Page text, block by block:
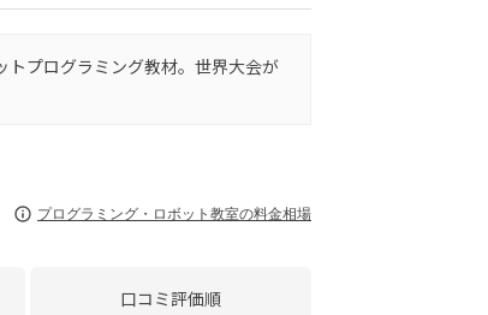
トプログラミング教材。世界大会が
プログラミング・ロボット教室の料金相場
口コミ評価順